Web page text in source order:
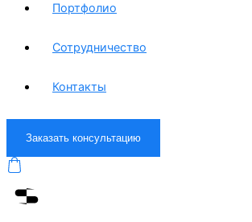
Портфолио
Сотрудничество
Контакты
Заказать консультацию